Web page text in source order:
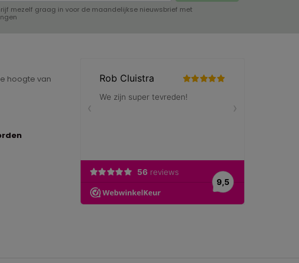
mezelf graag in voor de maandelijkse nieuwsbrief met
hoogte van